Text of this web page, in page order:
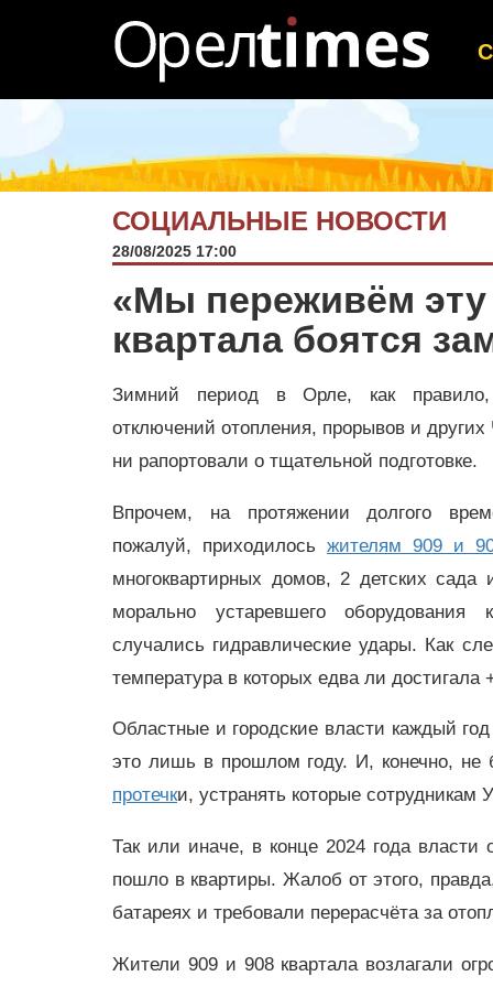
СОЦИАЛЬНЫЕ НОВОСТИ
28/08/2025 17:00
«Мы переживём
квартала боятся
Зимний период в Орле, как
отключений отопления, прорывов и
ни рапортовали о тщательной подготовке.
Впрочем, на протяжении долгого
пожалуй, приходилось жителям 909 и
многоквартирных домов, 2 детских
морально устаревшего оборудования
случались гидравлические удары. Как
температура в которых едва ли достигала
Областные и городские власти каждый
это лишь в прошлом году. И, конечно,
протечки, устранять которые
Так или иначе, в конце 2024 года власти
пошло в квартиры. Жалоб от этого,
батареях и требовали перерасчёта за
Жители 909 и 908 квартала возлагали